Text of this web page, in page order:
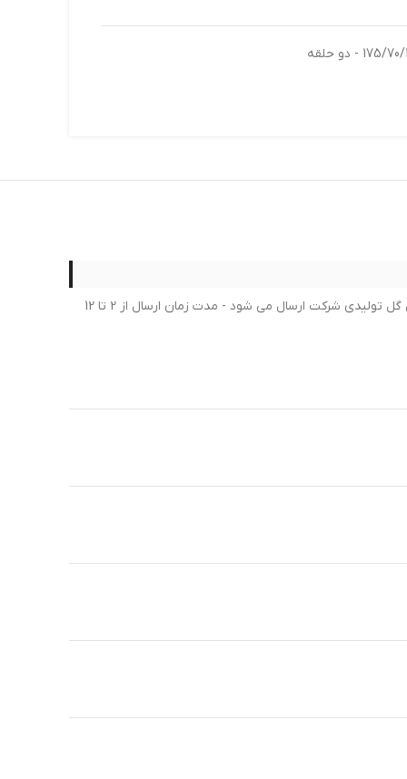
لطفا در خرید خود کمال دقت را داشته بعد از ثبت سفارش امکان لغو یا تغییر سفارش امکان پذیر نمی باشد - برای محصولات لاستیک جدیدترین گل تولیدی شرکت ارسال می شود - مدت زمان ارسال از 2 تا 12